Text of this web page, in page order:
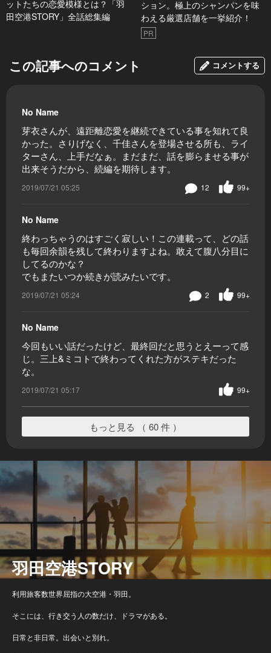
ットたちの恋愛模様とは？「羽
田空港STORY」全話総集編
ション。極上のシャンパンを味
わえる厳選店舗を一挙紹介！
PR
この記事へのコメント コメントする
No Name
芽衣さんが、遠距離恋愛を継続できている事を知れて良
かった。さりげなく、千佳さんを登場させる所も、ライ
ターさん、上手だなぁ。まだまだ、話を膨らませる事が
出来そうだから、続編を期待します。
2019/07/21 05:25 99+
12
No Name
終わっちゃうのはすごく寂しい！この連載って、どの話
も毎回余韻を残して終わりますよね。敢えて腹八分目に
してるのかな？
でもまたいつか続きが読みたいです。
2019/07/21 05:24 99+
2
No Name
今回もいい話だったけど、最終回だと思うとえーって感
じ。三上&ミコトで終わってくれた方がステキだった
な。
2019/07/21 05:17 99+
もっと見る （ 60 件 ）
羽田空港STORY
利用旅客数世界屈指の大空港・羽田。
そこには、行き交う人の数だけ、ドラマがある。
日常と非日常。出会いと別れ。